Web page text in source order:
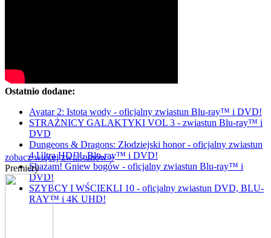
Ostatnio dodane:
Avatar 2: Istota wody - oficjalny zwiastun Blu-ray™ i DVD!
STRAŻNICY GALAKTYKI VOL 3 - zwiastun Blu-ray™ i
DVD
Dungeons & Dragons: Złodziejski honor - oficjalny zwiastun
4 Ultra HD™, Blu-ray™ i DVD!
Shazam! Gniew bogów - oficjalny zwiastun Blu-ray™ i
DVD!
SZYBCY I WŚCIEKLI 10 - oficjalny zwiastun DVD, BLU-
RAY™ i 4K UHD!
zobacz więcej zwiastunów »
Premiery